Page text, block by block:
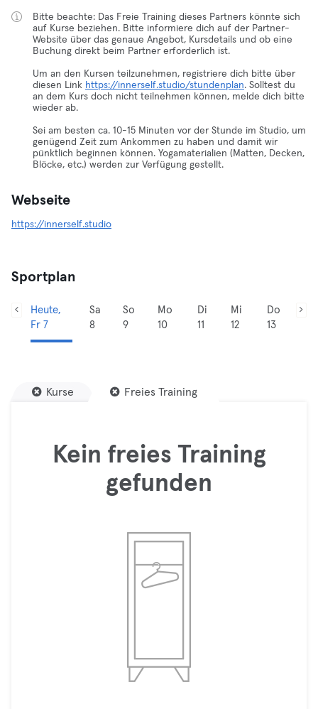
Bitte beachte: Das Freie Training dieses Partners könnte sich
auf Kurse beziehen. Bitte informiere dich auf der Partner-
Website über das genaue Angebot, Kursdetails und ob eine
Buchung direkt beim Partner erforderlich ist.
Um an den Kursen teilzunehmen, registriere dich bitte über
diesen Link https://innerself.studio/stundenplan. Solltest du
an dem Kurs doch nicht teilnehmen können, melde dich bitte
wieder ab.
Sei am besten ca. 10-15 Minuten vor der Stunde im Studio, um
genügend Zeit zum Ankommen zu haben und damit wir
pünktlich beginnen können. Yogamaterialien (Matten, Decken,
Blöcke, etc.) werden zur Verfügung gestellt.
Webseite
https://innerself.studio
Sportplan
Heute,
Fr 7
Sa
8
So
9
Mo
10
Di
11
Mi
12
Do
13
Kurse Freies Training
Kein freies Training
gefunden